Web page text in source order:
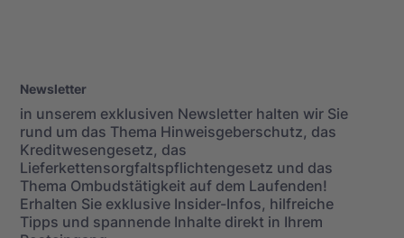
Newsletter
in unserem exklusiven Newsletter halten wir Sie
rund um das Thema Hinweisgeberschutz, das
Kreditwesengesetz, das
Lieferkettensorgfaltspflichtengesetz und das
Thema Ombudstätigkeit auf dem Laufenden!
Erhalten Sie exklusive Insider-Infos, hilfreiche
Tipps und spannende Inhalte direkt in Ihrem